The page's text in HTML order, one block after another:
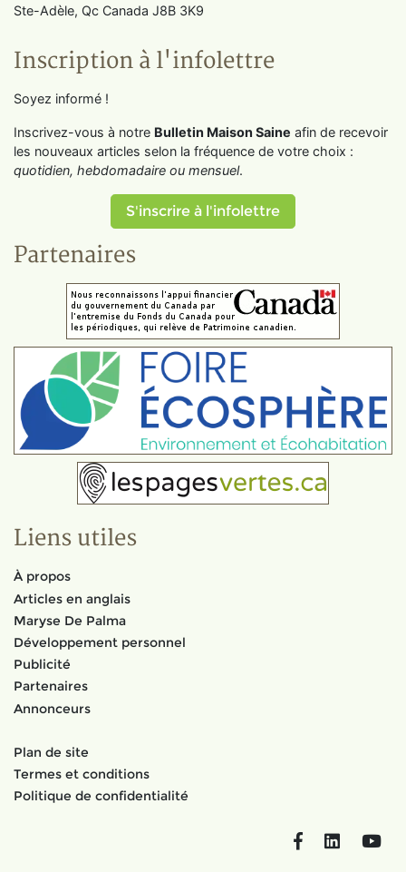
Ste-Adèle, Qc Canada J8B 3K9
Inscription à l'infolettre
Soyez informé !
Inscrivez-vous à notre Bulletin Maison Saine afin de recevoir
les nouveaux articles selon la fréquence de votre choix :
quotidien, hebdomadaire ou mensuel.
S'inscrire à l'infolettre
Partenaires
Liens utiles
À propos
Articles en anglais
Maryse De Palma
Développement personnel
Publicité
Partenaires
Annonceurs
Plan de site
Termes et conditions
Politique de confidentialité
FacebookLinkedIn